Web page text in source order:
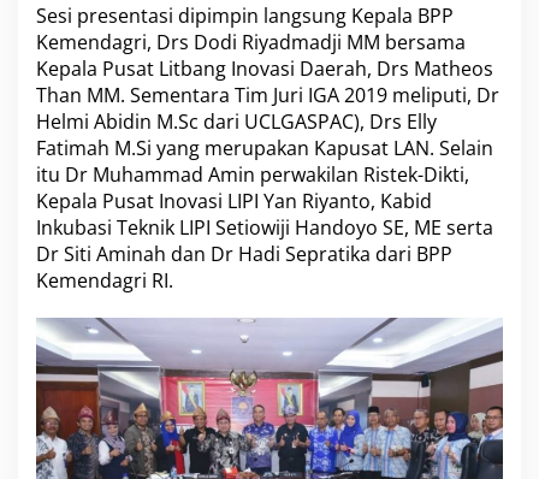
Sesi presentasi dipimpin langsung Kepala BPP
Kemendagri, Drs Dodi Riyadmadji MM bersama
Kepala Pusat Litbang Inovasi Daerah, Drs Matheos
Than MM. Sementara Tim Juri IGA 2019 meliputi, Dr
Helmi Abidin M.Sc dari UCLGASPAC), Drs Elly
Fatimah M.Si yang merupakan Kapusat LAN. Selain
itu Dr Muhammad Amin perwakilan Ristek-Dikti,
Kepala Pusat Inovasi LIPI Yan Riyanto, Kabid
Inkubasi Teknik LIPI Setiowiji Handoyo SE, ME serta
Dr Siti Aminah dan Dr Hadi Sepratika dari BPP
Kemendagri RI.